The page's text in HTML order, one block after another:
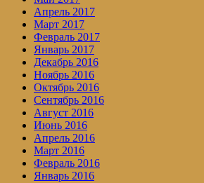
Апрель 2017
Март 2017
Февраль 2017
Январь 2017
Декабрь 2016
Ноябрь 2016
Октябрь 2016
Сентябрь 2016
Август 2016
Июнь 2016
Апрель 2016
Март 2016
Февраль 2016
Январь 2016